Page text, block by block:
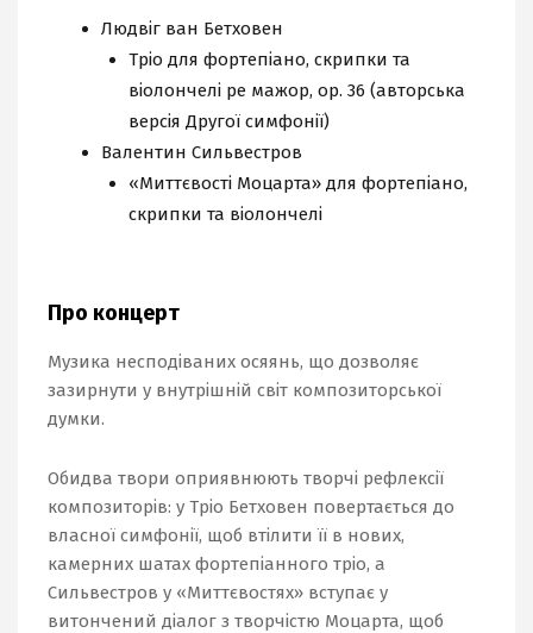
Людвіг ван Бетховен
Тріо для фортепіано, скрипки та
віолончелі ре мажор, ор. 36 (авторська
версія Другої симфонії)
Валентин Сильвестров
«Миттєвості Моцарта» для фортепіано,
скрипки та віолончелі
Про концерт
Музика несподіваних осяянь, що дозволяє
зазирнути у внутрішній світ композиторської
думки.
Обидва твори оприявнюють творчі рефлексії
композиторів: у Тріо Бетховен повертається до
власної симфонії, щоб втілити її в нових,
камерних шатах фортепіанного тріо, а
Сильвестров у «Миттєвостях» вступає у
витончений діалог з творчістю Моцарта, щоб